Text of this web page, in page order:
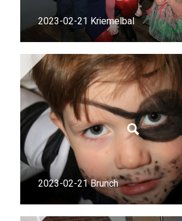
2023-02-21 Kriemelbal
2023-02-21 Brunch